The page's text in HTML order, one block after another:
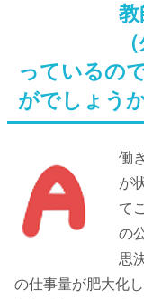
教
っているの
がでしょう
働
が
て
の
思
の仕事量が肥大化